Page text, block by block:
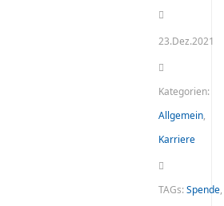
23.Dez.2021
Kategorien:
Allgemein,
Karriere
TAGs:Spende,